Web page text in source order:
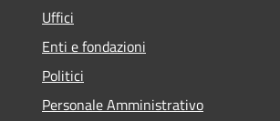
Uffici
Enti e fondazioni
Politici
Personale Amministrativo